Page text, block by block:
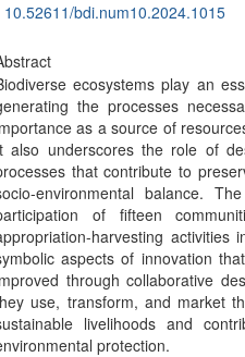
10.52611/bdi.num10.2024.1015
ecosystems play an
the processes
as a source of
also underscores the role of
that contribute to
environmental balance.
of fifteen
harvesting
aspects of innovation
through collaborative
use, transform, and market
livelihoods and
protection.